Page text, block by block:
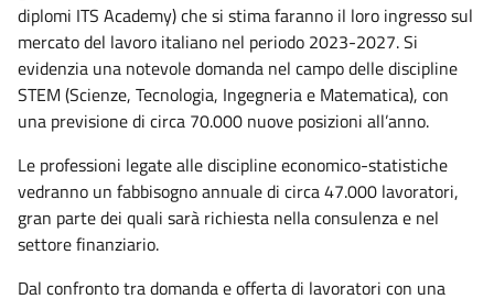
diplomi ITS Academy) che si stima faranno il loro ingresso sul
mercato del lavoro italiano nel periodo 2023-2027. Si
evidenzia una notevole domanda nel campo delle discipline
STEM (Scienze, Tecnologia, Ingegneria e Matematica), con
una previsione di circa 70.000 nuove posizioni all’anno.
Le professioni legate alle discipline economico-statistiche
vedranno un fabbisogno annuale di circa 47.000 lavoratori,
gran parte dei quali sarà richiesta nella consulenza e nel
settore finanziario.
Dal confronto tra domanda e offerta di lavoratori con una